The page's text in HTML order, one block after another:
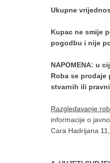
Ukupne
Kupac ne smije
pogodbu i nije
NAPOMENA: u
Roba se
stvarnih ili
Razgledavanje
informacije o
Cara Hadrijana